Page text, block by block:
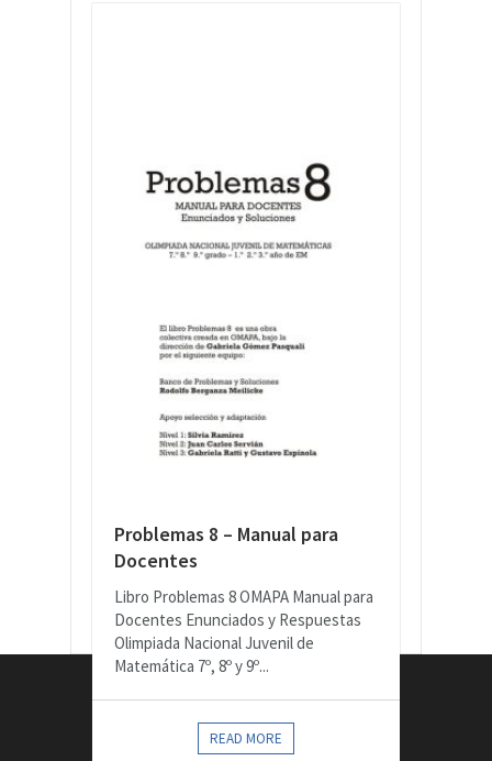
Problemas 8 – Manual para
Docentes
Libro Problemas 8 OMAPA Manual para
Docentes Enunciados y Respuestas
Olimpiada Nacional Juvenil de
Matemática 7º, 8º y 9º...
READ MORE